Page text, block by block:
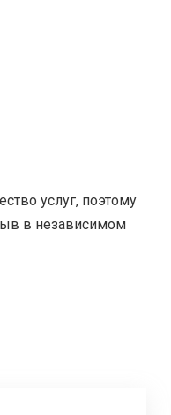
услуг, поэтому
в независимом